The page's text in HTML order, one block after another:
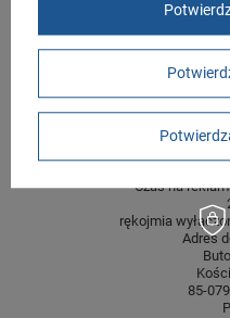
Szerokość towaru w
centymetrach
Więcej
Wysokość towaru w
Czas na
rękojmia
Adres
85-